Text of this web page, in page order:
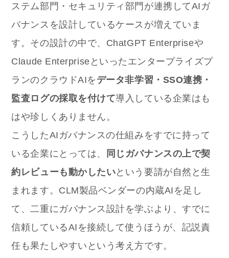
ステム部門・セキュリティ部門が連携してAIガ
バナンスを設計しているケースが増えていま
す。その設計の中で、ChatGPT Enterpriseや
Claude Enterpriseといったエンタープライズプ
ランのクラウドAIを データ非学習・SSO連携・
監査ログの採取を付けて導入している企業はも
はや珍しくありません。
こうしたAIガバナンスの仕組みをすでに持って
いる企業にとっては、
同じガバナンスの上で契
約レビューも動かしたいという要請が自然と生
まれます。CLM製品ベンダーの内蔵AIを足し
て、二重にガバナンス設計を学ぶより、すでに
信頼しているAIを接続して使うほうが、記説責
任も果たしやすいという考え方です。